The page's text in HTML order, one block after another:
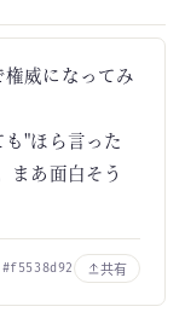
威になってみ
"ほら言った
まあ面白そう
#f5538d92 共有